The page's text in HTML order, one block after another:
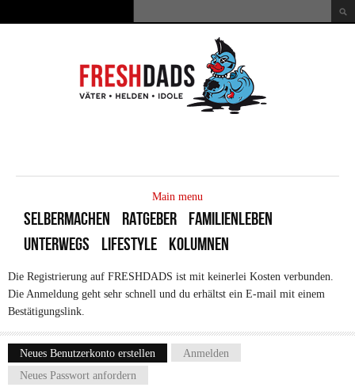
Suchformular
Main menu
SELBERMACHEN RATGEBER
FAMILIENLEBEN
UNTERWEGS
LIFESTYLE KOLUMNEN
Die Registrierung auf FRESHDADS ist mit keinerlei Kosten verbunden.
Die Anmeldung geht sehr schnell und du erhältst ein E-mail mit einem
Bestätigungslink.
Haupt-Reiter
Neues Benutzerkonto erstellen (aktiver Reiter)
Anmelden
Neues Passwort anfordern